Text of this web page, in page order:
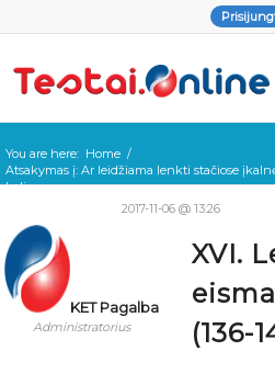
You are here: Home /
Atsakymas į: Ar leidžiama lenkti stačiose
keli...
2017-11-06 @ 13:26
KET Pagalba
Administratorius
XVI.
(136-